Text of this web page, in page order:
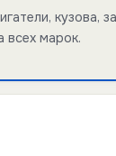
кузова,
всех марок.